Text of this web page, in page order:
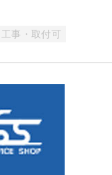
工事・取付可